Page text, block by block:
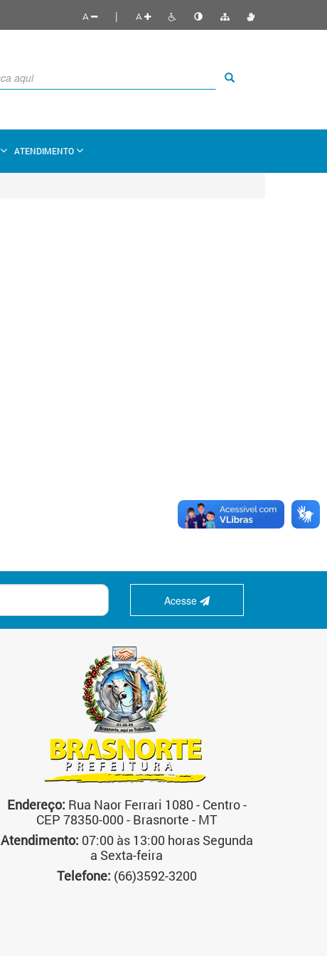
A | A
ATENDIMENTO
Acesse
Endereço: Rua Naor Ferrari 1080 - Centro -
CEP 78350-000 - Brasnorte - MT
Atendimento: 07:00 às 13:00 horas Segunda
a Sexta-feira
Telefone: (66)3592-3200